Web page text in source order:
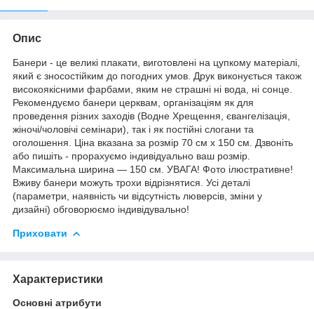
Опис
Банери - це великі плакати, виготовлені на цупкому матеріалі,
який є зносостійким до погодних умов. Друк виконується також
високоякісними фарбами, яким не страшні ні вода, ні сонце.
Рекомендуємо банери церквам, організаціям як для
проведення різних заходів (Водне Хрещення, євангелізація,
жіночі/чоловічі семінари), так і як постійні слогани та
оголошення. Ціна вказана за розмір 70 см х 150 см. Дзвоніть
або пишіть - прорахуємо індивідуально ваш розмір.
Максимальна ширина — 150 см. УВАГА! Фото ілюстративне!
Вживу банери можуть трохи відрізнятися. Усі деталі
(параметри, наявність чи відсутність люверсів, зміни у
дизайні) обговорюємо індивідувально!
Приховати
Характеристики
Основні атрибути